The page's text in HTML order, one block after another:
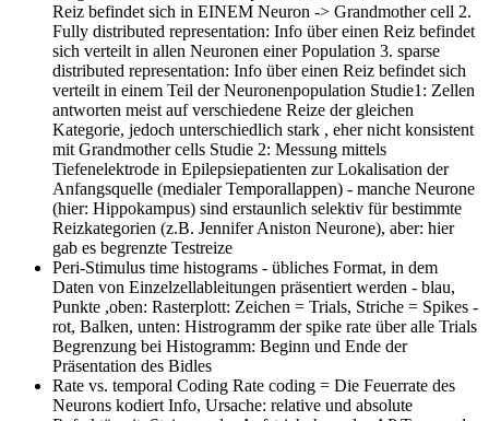
Reiz befindet sich in EINEM Neuron -> Grandmother cell 2.
Fully distributed representation: Info über einen Reiz befindet
sich verteilt in allen Neuronen einer Population 3. sparse
distributed representation: Info über einen Reiz befindet sich
verteilt in einem Teil der Neuronenpopulation Studie1: Zellen
antworten meist auf verschiedene Reize der gleichen
Kategorie, jedoch unterschiedlich stark , eher nicht konsistent
mit Grandmother cells Studie 2: Messung mittels
Tiefenelektrode in Epilepsiepatienten zur Lokalisation der
Anfangsquelle (medialer Temporallappen) - manche Neurone
(hier: Hippokampus) sind erstaunlich selektiv für bestimmte
Reizkategorien (z.B. Jennifer Aniston Neurone), aber: hier
gab es begrenzte Testreize
Peri-Stimulus time histograms - übliches Format, in dem
Daten von Einzelzellableitungen präsentiert werden - blau,
Punkte ,oben: Rasterplott: Zeichen = Trials, Striche = Spikes -
rot, Balken, unten: Histrogramm der spike rate über alle Trials
Begrenzung bei Histogramm: Beginn und Ende der
Präsentation des Bidles
Rate vs. temporal Coding Rate coding = Die Feuerrate des
Neurons kodiert Info, Ursache: relative und absolute